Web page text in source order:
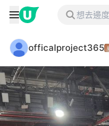
officalproject365